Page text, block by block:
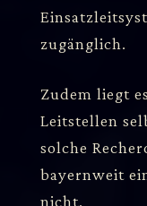
zugänglich.
Zudem liegt
Leitstellen
solche
bayernweit
nicht.